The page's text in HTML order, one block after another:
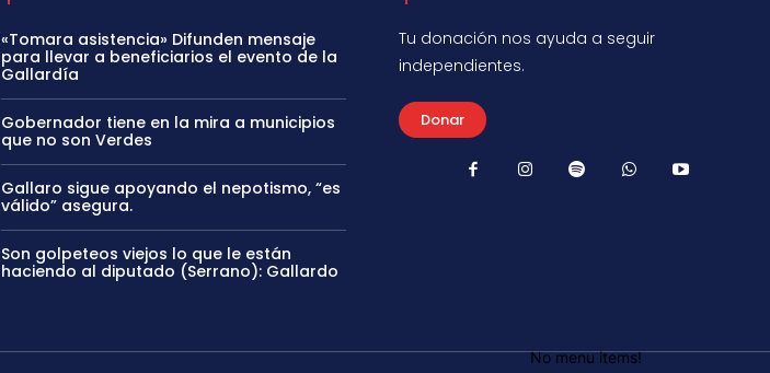
«Tomara asistencia» Difunden mensaje
para llevar a beneficiarios el evento de la
Gallardía
Gobernador tiene en la mira a municipios
que no son Verdes
Gallaro sigue apoyando el nepotismo, “es
válido” asegura.
Son golpeteos viejos lo que le están
haciendo al diputado (Serrano): Gallardo
Tu donación nos ayuda a seguir
independientes.
Donar
No menu items!